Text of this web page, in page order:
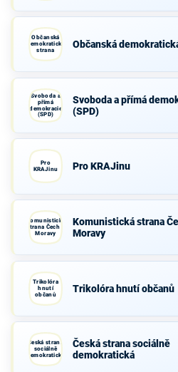
Občanská
demokratická
strana
Občanská
Svoboda a
přímá
demokracie
(SPD)
Svoboda a přímá
(SPD)
Pro
KRAJinu
Pro KRAJinu
Komunistická
strana Čech a
Moravy
Komunistická strana
Moravy
Trikolóra
hnutí
občanů
Trikolóra hnutí občanů
Česká strana
sociálně
demokratická
Česká strana sociálně
demokratická